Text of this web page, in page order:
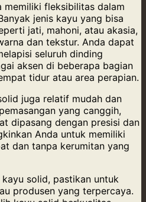
memiliki fleksibilitas dalam
jenis kayu yang bisa
jati, mahoni, atau akasia,
dan tekstur. Anda dapat
seluruh dinding
aksen di beberapa bagian
tidur atau area perapian.
juga relatif mudah dan
yang canggih,
dipasang dengan presisi dan
Anda untuk memiliki
dan tanpa kerumitan yang
solid, pastikan untuk
produsen yang terpercaya.